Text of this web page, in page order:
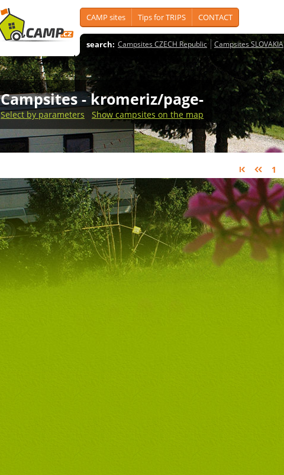
CAMP sites Tips for TRIPS CONTACT
search: Campsites CZECH Republic Campsites SLOVAKIA
Campsites - kromeriz/page-
Select by parameters Show campsites on the map
1